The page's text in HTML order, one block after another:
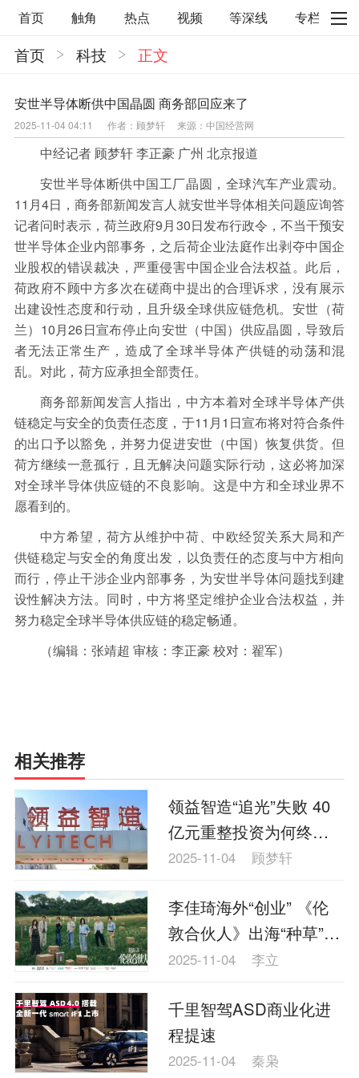
首页 触角 热点 视频 等深线 专栏
直观 见智财经
环球企业沉浮录
辉常道
荀瓜问道 商学院
企业面面观
太空星愿航天资讯
经济史话
照理生活
贝果观点
照理说事
等深线精选
宏观经济 事件
要闻
区域经济
科技 汽车
房地产建材
能源化工
家电家居 航旅交运
案例
医药健康
文娱 体育 消费
银行
理财
资本市场 资管
信托交易
保险
金融市场 智库
新域实验室
今日快评
我们来补课
图说
与老板对话
家族企业
品牌活动
金融科技
数据要素 城投
党建
企业快讯
智造
首页 科技 正文
安世半导体断供中国晶圆 商务部回应来了
2025-11-04 04:11 作者：顾梦轩 来源：中国经营网
中经记者 顾梦轩 李正豪 广州 北京报道
安世半导体断供中国工厂晶圆，全球汽车产业震动。
11月4日，商务部新闻发言人就安世半导体相关问题应询答
记者问时表示，荷兰政府9月30日发布行政令，不当干预安
世半导体企业内部事务，之后荷企业法庭作出剥夺中国企
业股权的错误裁决，严重侵害中国企业合法权益。此后，
荷政府不顾中方多次在磋商中提出的合理诉求，没有展示
出建设性态度和行动，且升级全球供应链危机。安世（荷
兰）10月26日宣布停止向安世（中国）供应晶圆，导致后
者无法正常生产，造成了全球半导体产供链的动荡和混
乱。对此，荷方应承担全部责任。
商务部新闻发言人指出，中方本着对全球半导体产供
链稳定与安全的负责任态度，于11月1日宣布将对符合条件
的出口予以豁免，并努力促进安世（中国）恢复供货。但
荷方继续一意孤行，且无解决问题实际行动，这必将加深
对全球半导体供应链的不良影响。这是中方和全球业界不
愿看到的。
中方希望，荷方从维护中荷、中欧经贸关系大局和产
供链稳定与安全的角度出发，以负责任的态度与中方相向
而行，停止干涉企业内部事务，为安世半导体问题找到建
设性解决方法。同时，中方将坚定维护企业合法权益，并
努力稳定全球半导体供应链的稳定畅通。
（编辑：张靖超 审核：李正豪 校对：翟军）
相关推荐
领益智造“追光”失败 40
亿元重整投资为何终
止？
2025-11-04 顾梦轩
李佳琦海外“创业” 《伦
敦合伙人》出海“种草”东
方品牌
2025-11-04 李立
千里智驾ASD商业化进
程提速
2025-11-04 秦枭